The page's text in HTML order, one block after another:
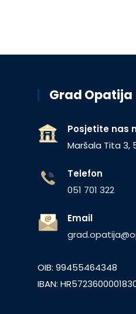
Grad Opatija
Posjetite nas
Maršala Tita 3,
Telefon
051 701 322
Email
OIB: 99455464348
IBAN: